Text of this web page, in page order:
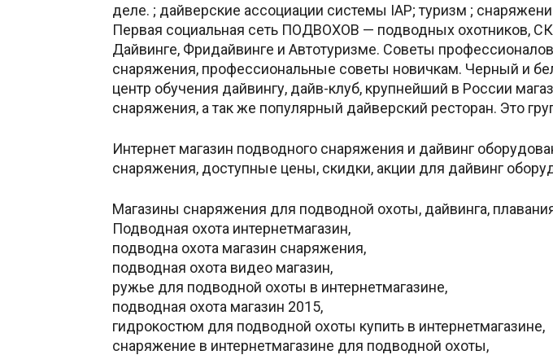
деле. ; дайверские ассоциации системы IAP; туризм ;
Первая социальная сеть ПОДВОХОВ — подводных охотников,
Дайвинге, Фридайвинге и Автотуризме. Советы
снаряжения, профессиональные советы новичкам. Черный и
центр обучения дайвингу, дайв-клуб, крупнейший в России
снаряжения, а так же популярный дайверский ресторан. Это
Интернет магазин подводного снаряжения и дайвинг
снаряжения, доступные цены, скидки, акции для дайвинг
Магазины снаряжения для подводной охоты, дайвинга,
Подводная охота интернетмагазин,
подводна охота магазин снаряжения,
подводная охота видео магазин,
ружье для подводной охоты в интернетмагазине,
подводная охота магазин 2015,
гидрокостюм для подводной охоты купить в интернетмагазине,
снаряжение в интернетмагазине для подводной охоты,